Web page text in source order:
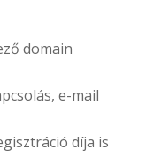
domain
e-mail
díja is